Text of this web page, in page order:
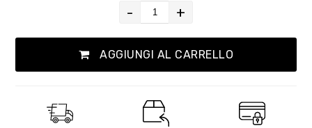
- +
AGGIUNGI AL CARRELLO